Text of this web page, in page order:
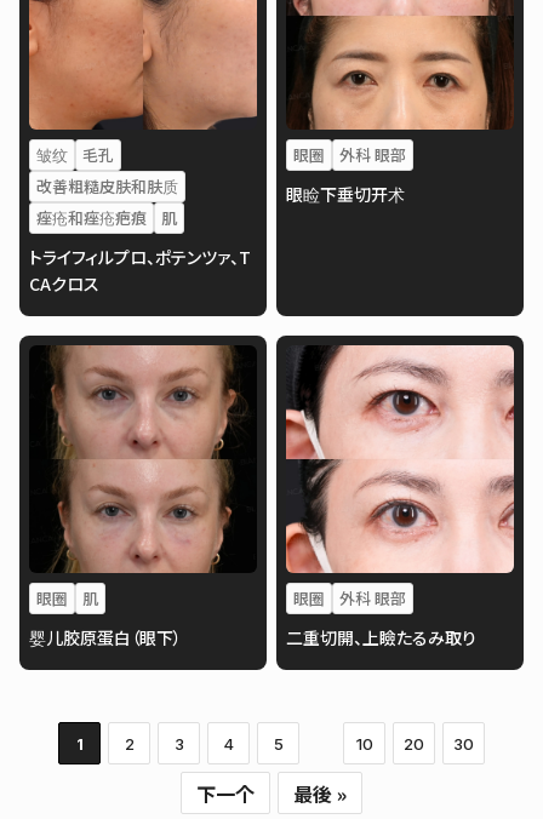
皱纹
毛孔
改善粗糙皮肤和肤质
痤疮和痤疮疤痕
肌
トライフィルプロ、ポテンツァ、T
CAクロス
眼圈 外科 眼部
眼睑下垂切开术
眼圈 肌
婴儿胶原蛋白（眼下）
眼圈 外科 眼部
二重切開、上瞼たるみ取り
1 2 3 4 5 10 20 30
下一个 最後 »